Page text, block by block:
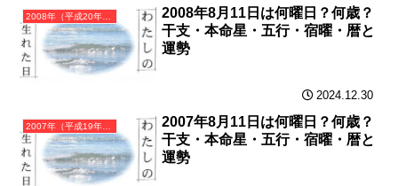
2008年（平成20年）戊子（つちのえね）・子年（ねずみ年）カレンダー（月曜はじまり）
2008年8月11日は何曜日？何歳？
干支・本命星・五行・宿曜・暦と
運勢
2024.12.30
2007年（平成19年）丁亥（ひのとい）・亥年（いのしし年）カレンダー（月曜はじまり）
2007年8月11日は何曜日？何歳？
干支・本命星・五行・宿曜・暦と
運勢